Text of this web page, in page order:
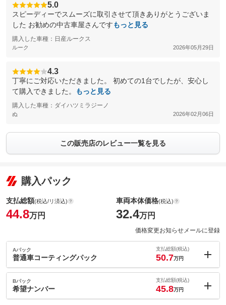
5.0
スピーディーでスムーズに取引させて頂きありがとうございま
した お勧めの中古車屋さんですもっと見る
購入した車種：日産ルークス
ルーク 2026年05月29日
4.3
丁寧にご対応いただきました。 初めての1台でしたが、安心し
て購入できました。
もっと見る
購入した車種：ダイハツミラジーノ
ぬ 2026年02月06日
この販売店のレビュー一覧を見る
購入パック
支払総額(税込/リ済込)
44.8万円
車両本体価格(税込)
32.4万円
価格変更お知らせメールに登録
Aパック
普通車コーティングパック
支払総額(税込)
50.7万円
内：オプシ
ョン価格
(税込)
車両本体価
Bパック
希望ナンバー
支払総額(税込)
45.8万円